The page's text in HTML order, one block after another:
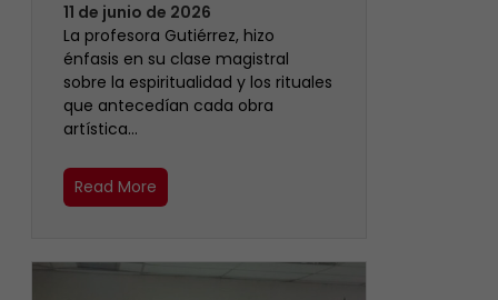
11 de junio de 2026
La profesora Gutiérrez, hizo
énfasis en su clase magistral
sobre la espiritualidad y los rituales
que antecedían cada obra
artística…
Read More